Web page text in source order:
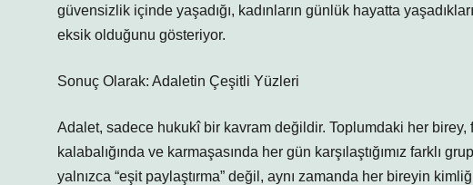
güvensizlik içinde yaşadığı, kadınların günlük hayatta
eksik olduğunu gösteriyor.
Sonuç Olarak: Adaletin Çeşitli Yüzleri
Adalet, sadece hukukî bir kavram değildir. Toplumdaki her birey,
kalabalığında ve karmaşasında her gün karşılaştığımız farklı
yalnızca “eşit paylaştırma” değil, aynı zamanda her bireyin